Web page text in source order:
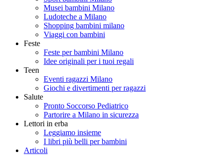
Musei bambini Milano
Ludoteche a Milano
Shopping bambini milano
Viaggi con bambini
Feste
Feste per bambini Milano
Idee originali per i tuoi regali
Teen
Eventi ragazzi Milano
Giochi e divertimenti per ragazzi
Salute
Pronto Soccorso Pediatrico
Partorire a Milano in sicurezza
Lettori in erba
Leggiamo insieme
I libri più belli per bambini
Articoli